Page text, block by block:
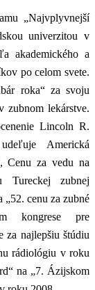
„Najvplyvnejší
univerzitou v
akademického a
po celom svete.
roka“ za svoju
zubnom lekárstve.
Lincoln R.
Americká
Cenu za vedu na
zubnej
„52. cenu za zubné
kongrese pre
za najlepšiu štúdiu
rádiológiu v roku
na „7. Ázijskom